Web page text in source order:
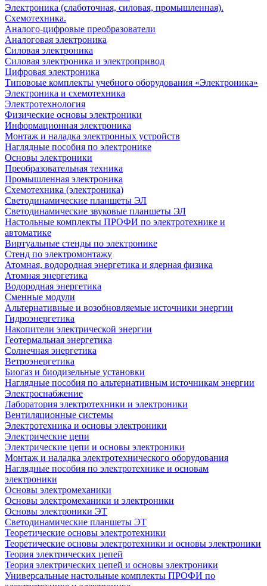
Электроника (слаботочная, силовая, промышленная).
Схемотехника.
Аналого-цифровые преобразователи
Аналоговая электроника
Cиловая электроника
Cиловая электроника и электропривод
Цифровая электроника
Типовоые комплекты учебного оборудования «Электроника»
Электроника и схемотехника
Электротехнология
Физические основы электроники
Информационная электроника
Монтаж и наладка электронных устройств
Наглядные пособия по электронике
Основы электроники
Преобразовательная техника
Промышленная электроника
Схемотехника (электроника)
Светодинамические планшеты ЭЛ
Светодинамические звуковые планшеты ЭЛ
Настольные комплекты ПРОФИ по электротехнике и
автоматике
Виртуальные стенды по электронике
Стенд по электромонтажу
Атомная, водородная энергетика и ядерная физика
Атомная энергетика
Водородная энергетика
Сменные модули
Альтернативные и возобновляемые источники энергии
Гидроэнергетика
Накопители электрической энергии
Геотермальная энергетика
Солнечная энергетика
Ветроэнергетика
Биогаз и биодизельные установки
Наглядные пособия по альтернативным источникам энергии
Электроснабжение
Лаборатория электротехники и электроники
Вентиляционные системы
Электротехника и основы электроники
Электрические цепи
Электрические цепи и основы электроники
Монтаж и наладка электротехнического оборудования
Наглядные пособия по электротехнике и основам
электроники
Основы электромеханики
Основы электромеханики и электроники
Основы электроники ЭТ
Светодинамические планшеты ЭТ
Теоретические основы электротехники
Теоретические основы электротехники и основы электроники
Теория электрических цепей
Теория электрических цепей и основы электроники
Универсальные настольные комплекты ПРОФИ по